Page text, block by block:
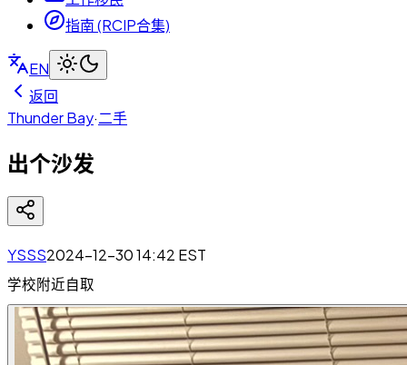
指南 (RCIP合集)
EN
返回
Thunder Bay·二手
出个沙发
YSSS2024-12-30 14:42 EST
学校附近自取